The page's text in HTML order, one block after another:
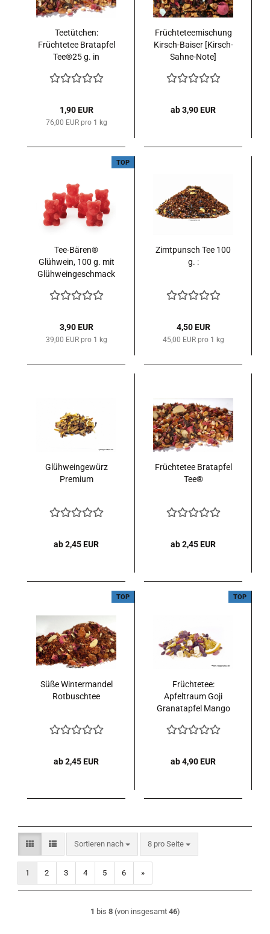
Teetütchen:
Früchtetee Bratapfel
Tee®25 g. in
durchsichtig mit
1,90 EUR
76,00 EUR pro 1 kg
Früchteteemischung
Kirsch-Baiser [Kirsch-
Sahne-Note]
ab 3,90 EUR
TOP
Tee-Bären®
Glühwein, 100 g. mit
Glühweingeschmack
mit Schleife
3,90 EUR
39,00 EUR pro 1 kg
Zimtpunsch Tee 100
g. :
4,50 EUR
45,00 EUR pro 1 kg
Glühweingewürz
Premium
ab 2,45 EUR
Früchtetee Bratapfel
Tee®
ab 2,45 EUR
TOP
Süße Wintermandel
Rotbuschtee
ab 2,45 EUR
TOP
Früchtetee:
Apfeltraum Goji
Granatapfel Mango
ab 4,90 EUR
Sortieren nach
Sortieren nach 8 pro Seite
pro Seite
1 2 3 4 5 6 »
1 bis 8(von insgesamt 46)